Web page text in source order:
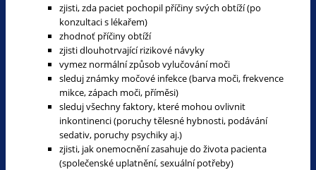
zjisti, zda paciet pochopil příčiny svých obtíží (po
konzultaci s lékařem)
zhodnoť příčiny obtíží
zjisti dlouhotrvající rizikové návyky
vymez normální způsob vylučování moči
sleduj známky močové infekce (barva moči, frekvence
mikce, zápach moči, příměsi)
sleduj všechny faktory, které mohou ovlivnit
inkontinenci (poruchy tělesné hybnosti, podávání
sedativ, poruchy psychiky aj.)
zjisti, jak onemocnění zasahuje do života pacienta
(společenské uplatnění, sexuální potřeby)